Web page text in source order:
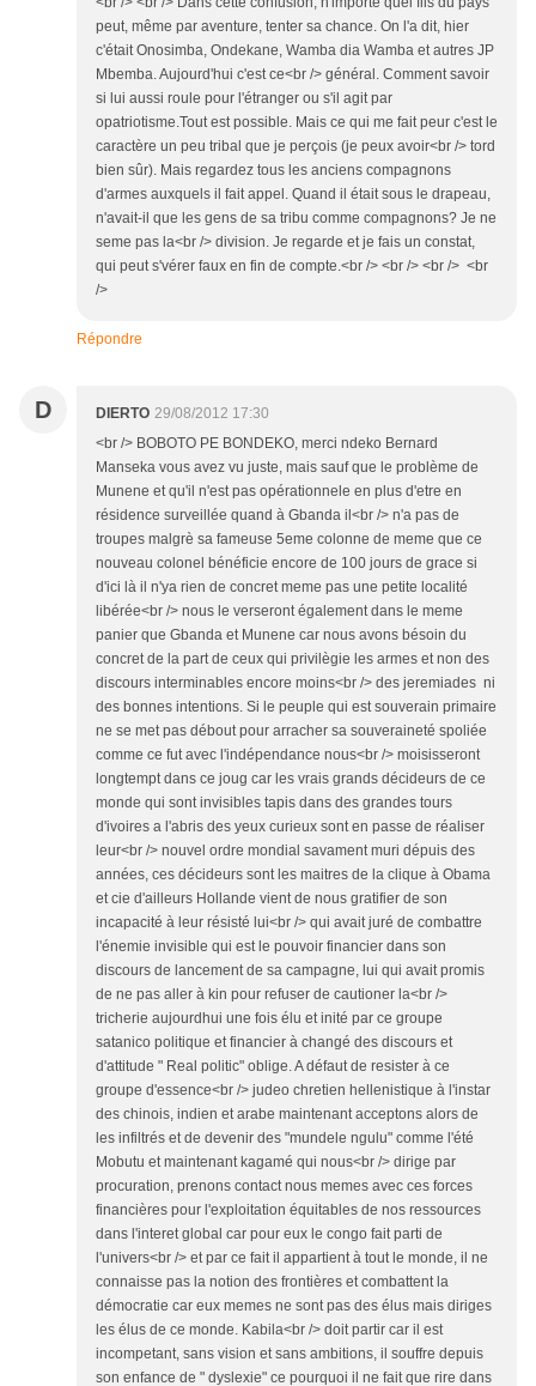
peut, même par aventure, tenter sa chance. On l'a dit, hier
c'était Onosimba, Ondekane, Wamba dia Wamba et autres JP
Mbemba. Aujourd'hui c'est ce<br /> général. Comment savoir
si lui aussi roule pour l'étranger ou s'il agit par
opatriotisme.Tout est possible. Mais ce qui me fait peur c'est le
caractère un peu tribal que je perçois (je peux avoir<br /> tord
bien sûr). Mais regardez tous les anciens compagnons
d'armes auxquels il fait appel. Quand il était sous le drapeau,
n'avait-il que les gens de sa tribu comme compagnons? Je ne
seme pas la<br /> division. Je regarde et je fais un constat,
qui peut s'vérer faux en fin de compte.<br /> <br /> <br /> <br
/>
Répondre
D DIERTO 29/08/2012 17:30
<br /> BOBOTO PE BONDEKO, merci ndeko Bernard
Manseka vous avez vu juste, mais sauf que le problème de
Munene et qu'il n'est pas opérationnele en plus d'etre en
résidence surveillée quand à Gbanda il<br /> n'a pas de
troupes malgrè sa fameuse 5eme colonne de meme que ce
nouveau colonel bénéficie encore de 100 jours de grace si
d'ici là il n'ya rien de concret meme pas une petite localité
libérée<br /> nous le verseront également dans le meme
panier que Gbanda et Munene car nous avons bésoin du
concret de la part de ceux qui privilègie les armes et non des
discours interminables encore moins<br /> des jeremiades ni
des bonnes intentions. Si le peuple qui est souverain primaire
ne se met pas débout pour arracher sa souveraineté spoliée
comme ce fut avec l'indépendance nous<br /> moisisseront
longtempt dans ce joug car les vrais grands décideurs de ce
monde qui sont invisibles tapis dans des grandes tours
d'ivoires a l'abris des yeux curieux sont en passe de réaliser
leur<br /> nouvel ordre mondial savament muri dépuis des
années, ces décideurs sont les maitres de la clique à Obama
et cie d'ailleurs Hollande vient de nous gratifier de son
incapacité à leur résisté lui<br /> qui avait juré de combattre
l'énemie invisible qui est le pouvoir financier dans son
discours de lancement de sa campagne, lui qui avait promis
de ne pas aller à kin pour refuser de cautioner la<br />
tricherie aujourdhui une fois élu et inité par ce groupe
satanico politique et financier à changé des discours et
d'attitude " Real politic" oblige. A défaut de resister à ce
groupe d'essence<br /> judeo chretien hellenistique à l'instar
des chinois, indien et arabe maintenant acceptons alors de
les infiltrés et de devenir des "mundele ngulu" comme l'été
Mobutu et maintenant kagamé qui nous<br /> dirige par
procuration, prenons contact nous memes avec ces forces
financières pour l'exploitation équitables de nos ressources
dans l'interet global car pour eux le congo fait parti de
l'univers<br /> et par ce fait il appartient à tout le monde, il ne
connaisse pas la notion des frontières et combattent la
démocratie car eux memes ne sont pas des élus mais diriges
les élus de ce monde. Kabila<br /> doit partir car il est
incompetant, sans vision et sans ambitions, il souffre depuis
son enfance de " dyslexie" ce pourquoi il ne fait que rire dans